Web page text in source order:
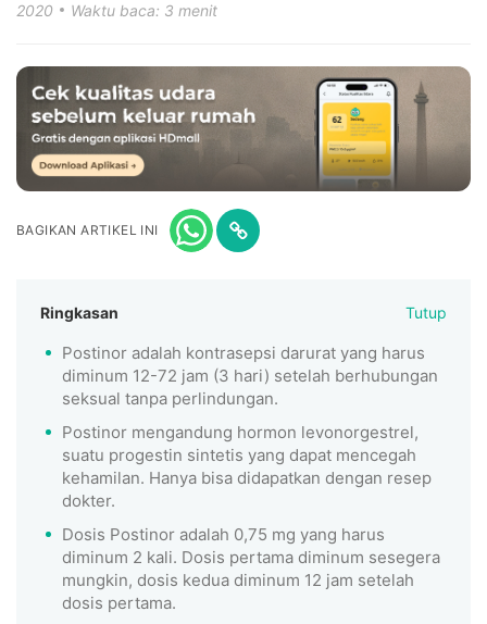
2020
Waktu baca: 3 menit
BAGIKAN ARTIKEL INI
Ringkasan Tutup
Postinor adalah kontrasepsi darurat yang harus
diminum 12-72 jam (3 hari) setelah berhubungan
seksual tanpa perlindungan.
Postinor mengandung hormon levonorgestrel,
suatu progestin sintetis yang dapat mencegah
kehamilan. Hanya bisa didapatkan dengan resep
dokter.
Dosis Postinor adalah 0,75 mg yang harus
diminum 2 kali. Dosis pertama diminum sesegera
mungkin, dosis kedua diminum 12 jam setelah
dosis pertama.